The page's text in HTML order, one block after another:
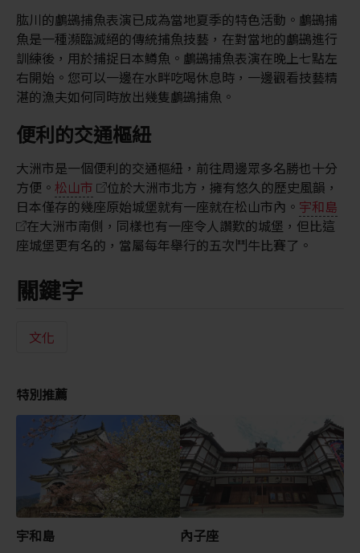
肱川的鸕鷀捕魚表演已成為當地夏季的特色活動。鸕鷀捕
魚是一種瀕臨滅絕的傳統捕魚技藝，在對當地的鸕鷀進行
訓練後，用於捕捉日本鱒魚。鸕鷀捕魚表演在晚上七點左
右開始。您可以一邊在水畔吃喝休息時，一邊觀看技藝精
湛的漁夫如何同時放出幾隻鸕鷀捕魚。
便利的交通樞紐
大洲市是一個便利的交通樞紐，前往周邊眾多名勝也十分
方便。 松山市
位於大洲市北方，擁有悠久的歷史風韻，
日本僅存的幾座原始城堡就有一座就在松山市內。 宇和島
在大洲市南側，同樣也有一座令人讚歎的城堡，但比這
座城堡更有名的，當屬每年舉行的五次鬥牛比賽了。
關鍵字
文化
特別推薦
宇和島 內子座